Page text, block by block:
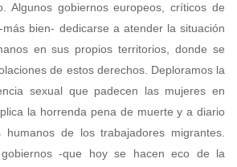
Algunos gobiernos europeos, críticos de
bien- dedicarse a atender la situación
en sus propios territorios, donde se
de estos derechos. Deploramos la
sexual que padecen las mujeres en
la horrenda pena de muerte y a diario
humanos de los trabajadores migrantes.
-que hoy se hacen eco de la